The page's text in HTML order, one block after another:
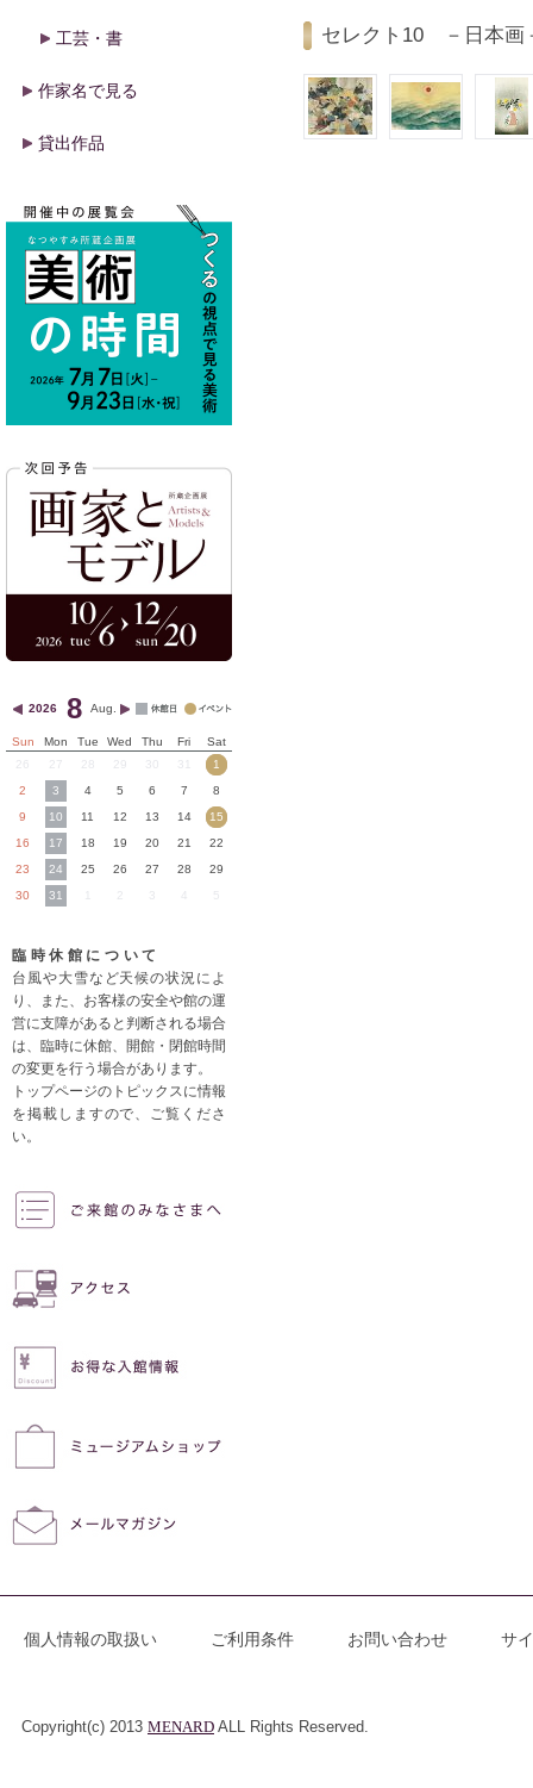
セレクト10 －日本画
工芸・書
作家名で見る
貸出作品
2026 8 Aug.
Sun Mon Tue Wed Thu Fri
Sat
27 29 30 31
1
2
3 4 5 6 7
8
9
10 11 12 13 14
15
16
17 18 19 20 21
22
23
24 25 26 27 28
29
30
31 3 4 5
臨時休館について
台風や大雪など天候の状況によ
り、また、お客様の安全や館の運
営に支障があると判断される場合
は、臨時に休館、開館・閉館時間
の変更を行う場合があります。
トップページのトピックスに情報
を掲載しますので、ご覧くださ
い。
個人情報の取扱い ご利用条件 お問い合わせ サ
Copyright(c) 2013 MENARD ALL Rights Reserved.